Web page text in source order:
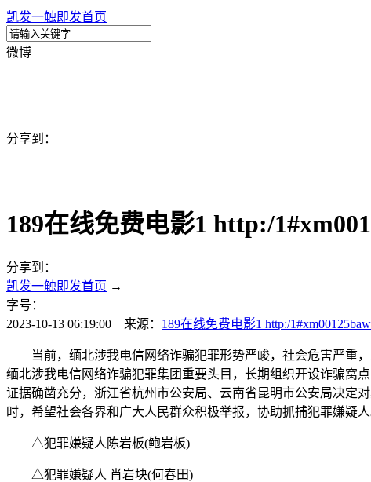
凯发一触即发首页
微博
分享到：
189在线免费电影1 http:/
分享到：
凯发一触即发首页 →
字号：
2023-10-13 06:19:00 来源： 189在线免费电影1 http:/
当前，缅北涉我电信网络诈骗犯罪形势严峻，社会危害严重，
缅北涉我电信网络诈骗犯罪集团重要头目，长期组织开设诈骗窝
证据确凿充分，浙江省杭州市公安局、云南省昆明市公安局决定
时，希望社会各界和广大人民群众积极举报，协助抓捕犯罪嫌疑
△犯罪嫌疑人陈岩板(鲍岩板)
△犯罪嫌疑人 肖岩块(何春田)